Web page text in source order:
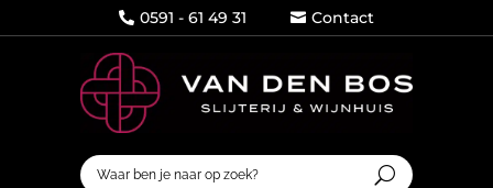
 0591 - 61 49 31  Contact